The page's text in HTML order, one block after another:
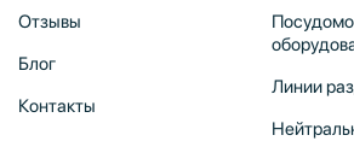
Отзывы
Блог
Контакты
Линии